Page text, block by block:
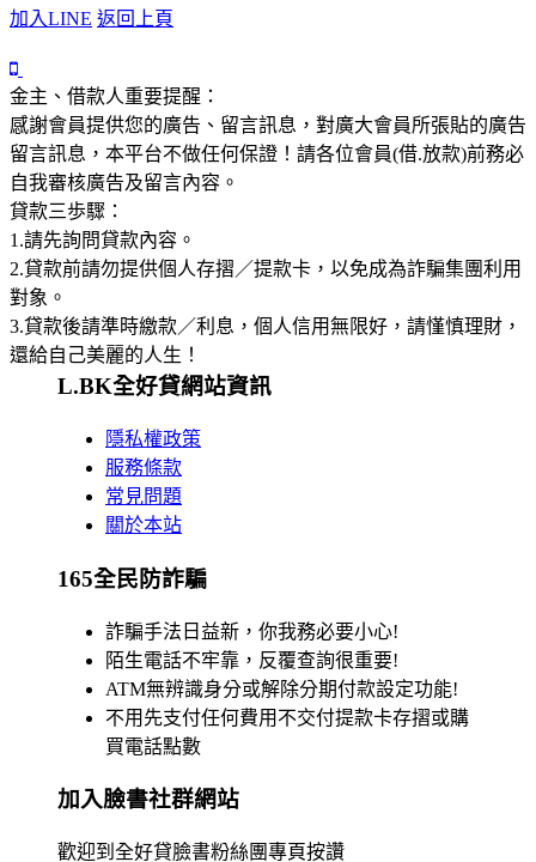
加入LINE 返回上頁
金主、借款人重要提醒：
感謝會員提供您的廣告、留言訊息，對廣大會員所張貼的廣告
留言訊息，本平台不做任何保證！請各位會員(借.放款)前務必
自我審核廣告及留言內容。
貸款三歩驟：
1.請先詢問貸款內容。
2.貸款前請勿提供個人存摺／提款卡，以免成為詐騙集團利用
對象。
3.貸款後請準時繳款／利息，個人信用無限好，請慬慎理財，
還給自己美麗的人生！
L.BK全好貸網站資訊
隱私權政策
服務條款
常見問題
關於本站
165全民防詐騙
詐騙手法日益新，你我務必要小心!
陌生電話不牢靠，反覆查詢很重要!
ATM無辨識身分或解除分期付款設定功能!
不用先支付任何費用不交付提款卡存摺或購
買電話點數
加入臉書社群網站
歡迎到全好貸臉書粉絲團專頁按讚